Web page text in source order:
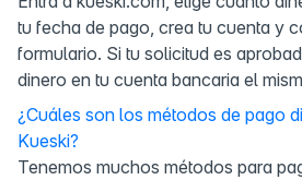
tu fecha de pago, crea tu cuenta y
formulario. Si tu solicitud es
dinero en tu cuenta bancaria el
¿Cuáles son los métodos de pago
Kueski?
Tenemos muchos métodos para